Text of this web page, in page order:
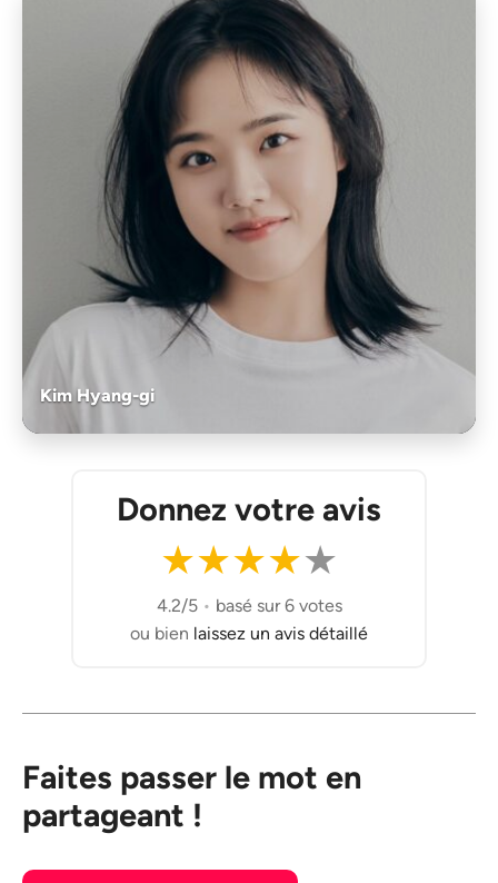
Kim Hyang-gi
Donnez votre avis
★★★★★
4.2/5 • basé sur 6 votes
ou bien laissez un avis détaillé
Faites passer le mot en
partageant !